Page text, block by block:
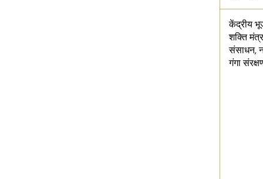
केंद्रीय
शक्ति
संसाधन,
गंगा